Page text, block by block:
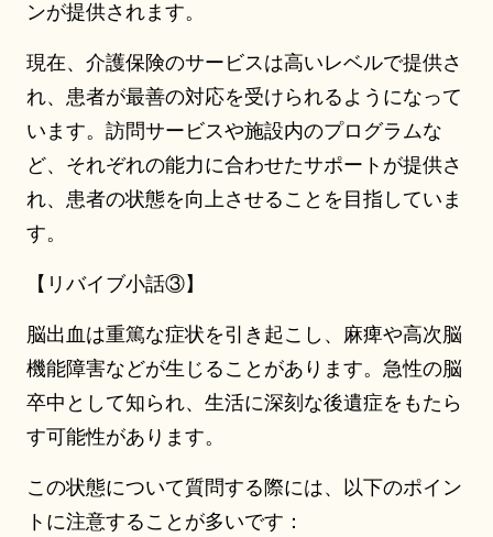
ンが提供されます。
現在、介護保険のサービスは高いレベルで提供さ
れ、患者が最善の対応を受けられるようになって
います。訪問サービスや施設内のプログラムな
ど、それぞれの能力に合わせたサポートが提供さ
れ、患者の状態を向上させることを目指していま
す。
【リバイブ小話③】
脳出血は重篤な症状を引き起こし、麻痺や高次脳
機能障害などが生じることがあります。急性の脳
卒中として知られ、生活に深刻な後遺症をもたら
す可能性があります。
この状態について質問する際には、以下のポイン
トに注意することが多いです：